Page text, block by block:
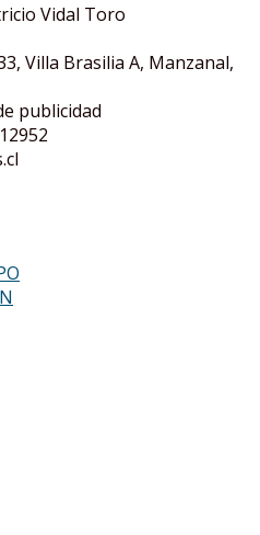
Vidal Toro
Villa Brasilia A, Manzanal,
publicidad